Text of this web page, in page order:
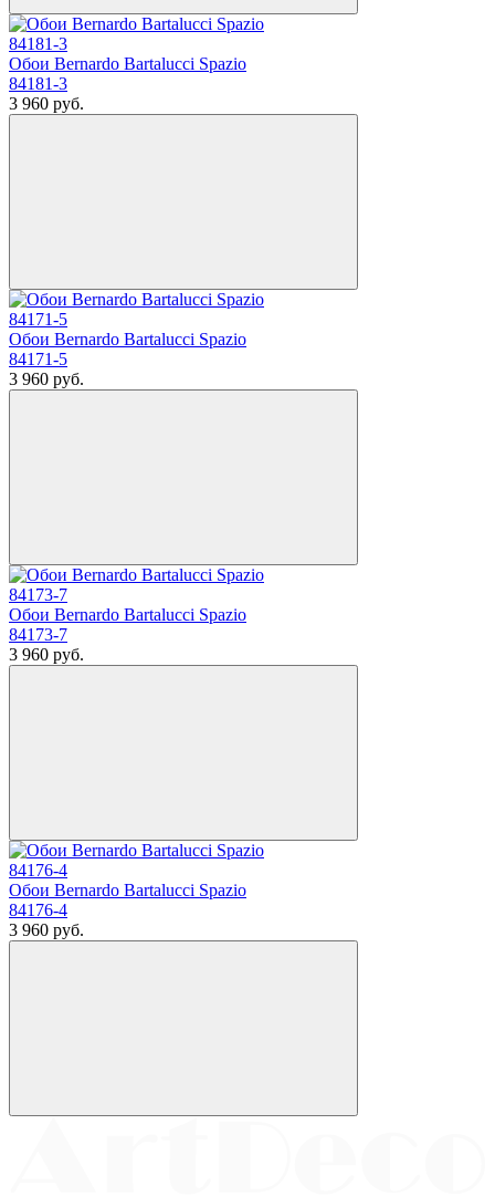
Обои Bernardo Bartalucci Spazio
84181-3
3 960 руб.
Обои Bernardo Bartalucci Spazio
84171-5
3 960 руб.
Обои Bernardo Bartalucci Spazio
84173-7
3 960 руб.
Обои Bernardo Bartalucci Spazio
84176-4
3 960 руб.